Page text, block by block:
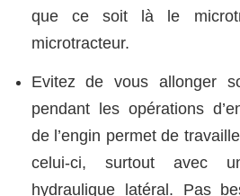
que ce soit là le
microtracteur.
Evitez de vous allonger
pendant les opérations
de l’engin permet de
celui-ci, surtout avec
hydraulique latéral. Pas